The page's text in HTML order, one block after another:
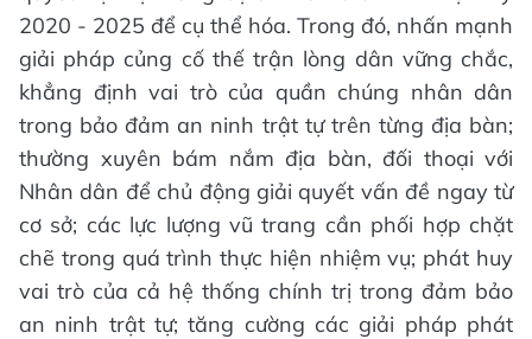
2020 - 2025 để cụ thể hóa. Trong đó, nhấn mạnh
giải pháp củng cố thế trận lòng dân vững chắc,
khẳng định vai trò của quần chúng nhân dân
trong bảo đảm an ninh trật tự trên từng địa bàn;
thường xuyên bám nắm địa bàn, đối thoại với
Nhân dân để chủ động giải quyết vấn đề ngay từ
cơ sở; các lực lượng vũ trang cần phối hợp chặt
chẽ trong quá trình thực hiện nhiệm vụ; phát huy
vai trò của cả hệ thống chính trị trong đảm bảo
an ninh trật tự; tăng cường các giải pháp phát